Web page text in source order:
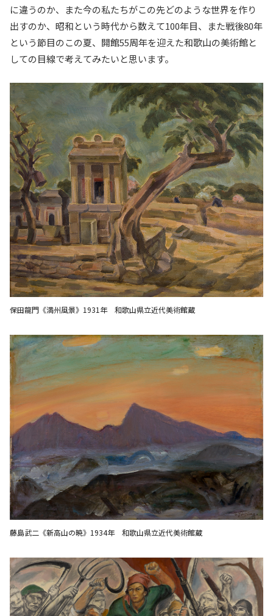
に違うのか、また今の私たちがこの先どのような世界を作り
出すのか、昭和という時代から数えて100年目、また戦後80年
という節目のこの夏、開館55周年を迎えた和歌山の美術館と
しての目線で考えてみたいと思います。
保田龍門《満州風景》1931年 和歌山県立近代美術館蔵
藤島武二《新高山の暁》1934年 和歌山県立近代美術館蔵